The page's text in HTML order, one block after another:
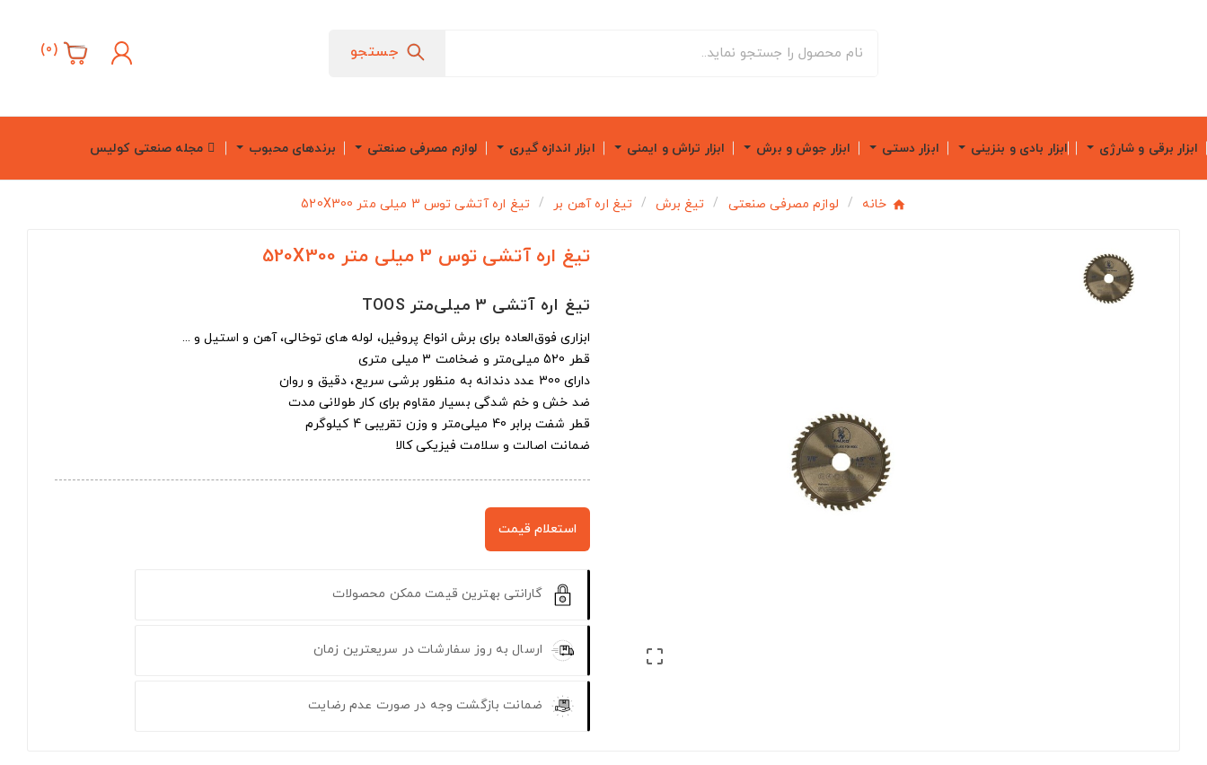
جستجو (
0
)
ابزار برقی و شارژی ابزار بادی و بنزینی ابزار دستی ابزار جوش و برش ابزار تراش و ایمنی ابزار اندازه گیری لوازم مصرفی صنعتی برندهای محبوب مجله صنعتی کولیس
خانه لوازم مصرفی صنعتی تیغ برش تیغ اره آهن بر تیغ اره آتشی توس 3 میلی متر 520X300

تیغ اره آتشی توس 3 میلی متر 520X300
تیغ اره آتشی 3 میلی‌متر TOOS
ابزاری فوق‌العاده برای برش انواع پروفیل، لوله های توخالی، آهن و استیل و ...
قطر 520 میلی‌متر و ضخامت 3 میلی متری
دارای 300 عدد دندانه به منظور برشی سریع، دقیق و روان
ضد خش و خم شدگی بسیار مقاوم برای کار طولانی مدت
قطر شفت برابر 40 میلی‌متر و وزن تقریبی 4 کیلوگرم
ضمانت اصالت و سلامت فیزیکی کالا
استعلام قیمت
گارانتی بهترین قیمت ممکن محصولات
ارسال به روز سفارشات در سریعترین زمان
ضمانت بازگشت وجه در صورت عدم رضایت